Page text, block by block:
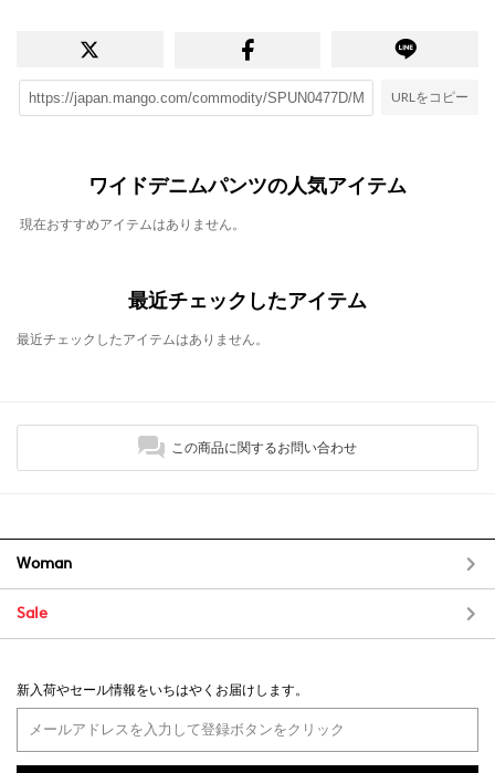
URLをコピー
ワイドデニムパンツの人気アイテム
現在おすすめアイテムはありません。
最近チェックしたアイテム
最近チェックしたアイテムはありません。
この商品に関するお問い合わせ
Woman
Sale
新入荷やセール情報をいちはやくお届けします。